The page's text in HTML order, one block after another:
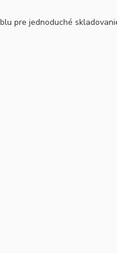
pre jednoduché